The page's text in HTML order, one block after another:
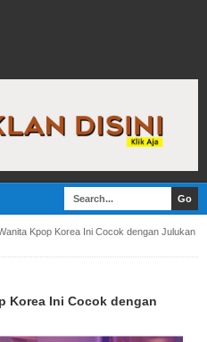
Kpop Korea Ini Cocok dengan Julukan
Korea Ini Cocok dengan